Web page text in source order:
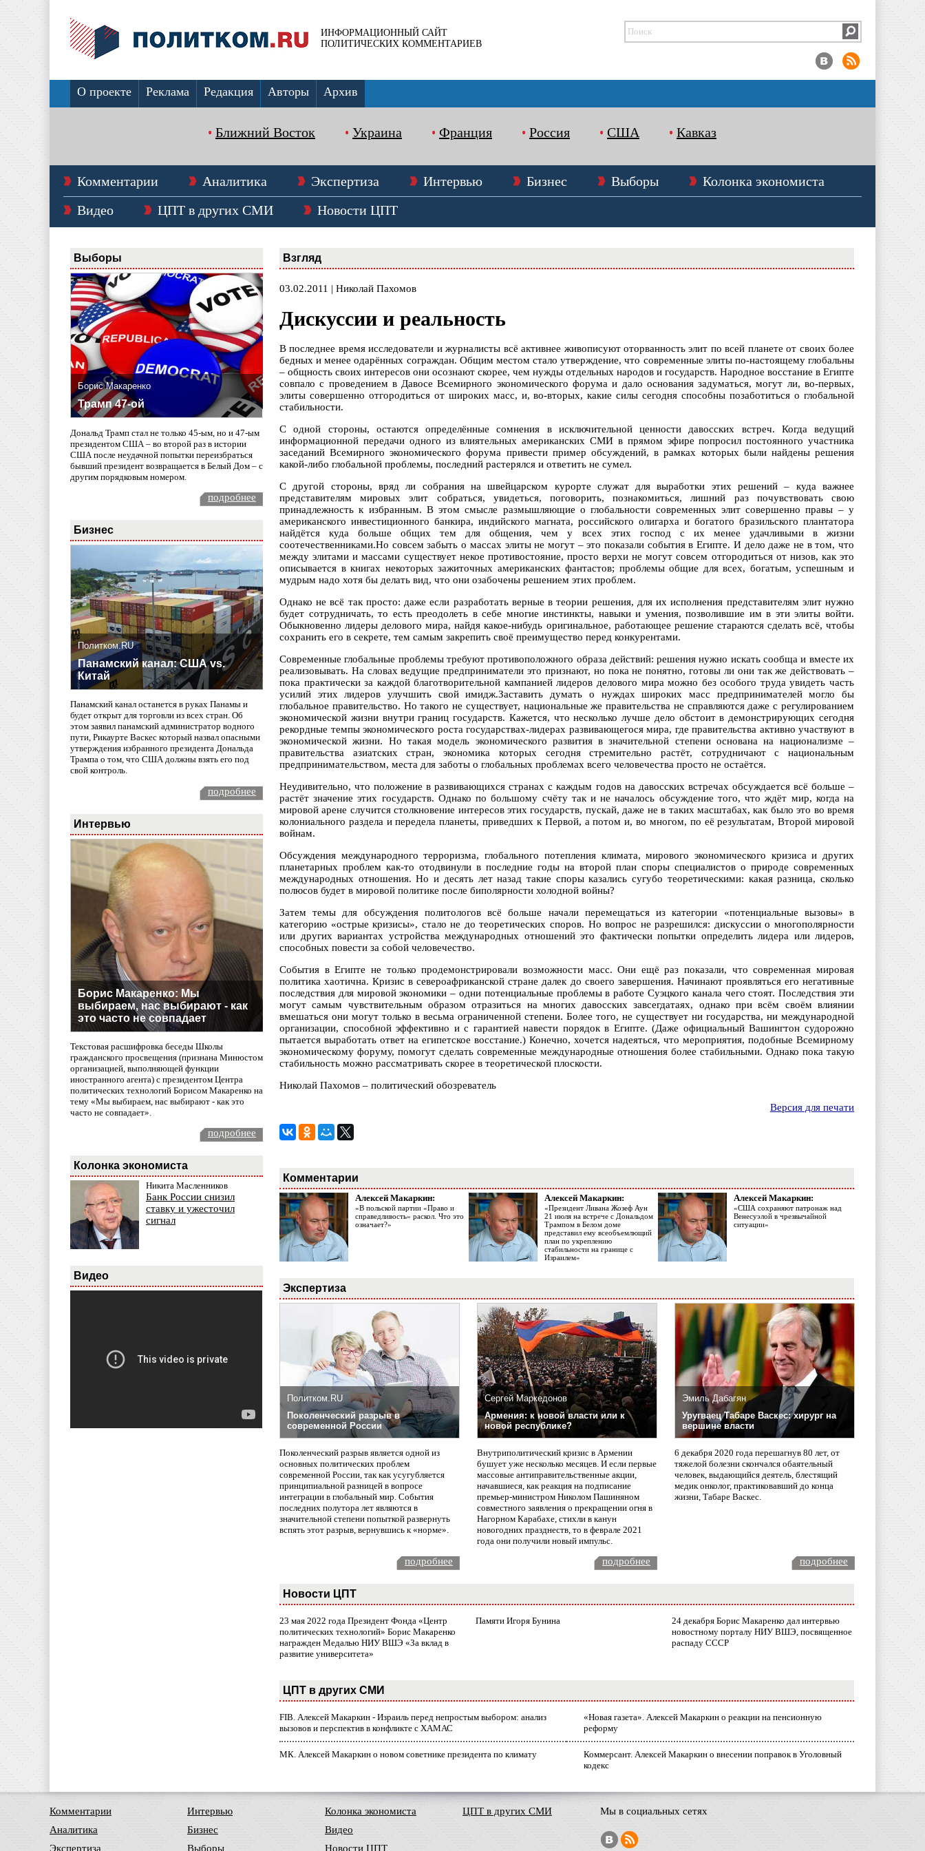
ИНФОРМАЦИОННЫЙ САЙТ
ПОЛИТИЧЕСКИХ КОММЕНТАРИЕВ
О проекте Реклама Редакция Авторы Архив
Ближний Восток Украина Франция Россия США Кавказ
Комментарии Аналитика Экспертиза Интервью Бизнес Выборы
Колонка экономиста
Видео
ЦПТ в других СМИ Новости ЦПТ
Выборы
Борис Макаренко
Трамп 47-ой
Дональд Трамп стал не только 45-ым, но и 47-ым
президентом США – во второй раз в истории
США после неудачной попытки переизбраться
бывший президент возвращается в Белый Дом – с
другим порядковым номером.
подробнее
Бизнес
Политком.RU
Панамский канал: США vs.
Китай
Панамский канал останется в руках Панамы и
будет открыт для торговли из всех стран. Об
этом заявил панамский администратор водного
пути, Рикаурте Васкес который назвал опасными
утверждения избранного президента Дональда
Трампа о том, что США должны взять его под
свой контроль.
подробнее
Интервью
Борис Макаренко: Мы
выбираем, нас выбирают - как
это часто не совпадает
Текстовая расшифровка беседы Школы
гражданского просвещения (признана Минюстом
организацией, выполняющей функции
иностранного агента) с президентом Центра
политических технологий Борисом Макаренко на
тему «Мы выбираем, нас выбирают - как это
часто не совпадает».
подробнее
Колонка экономиста
Никита Масленников
Банк России снизил
ставку и ужесточил
сигнал
Видео
Взгляд
03.02.2011 | Николай Пахомов
Дискуссии и реальность
В последнее время исследователи и журналисты всё активнее живописуют оторванность элит по всей планете от своих более
бедных и менее одарённых сограждан. Общим местом стало утверждение, что современные элиты по-настоящему глобальны
– общность своих интересов они осознают скорее, чем нужды отдельных народов и государств. Народное восстание в Египте
совпало с проведением в Давосе Всемирного экономического форума и дало основания задуматься, могут ли, во-первых,
элиты совершенно отгородиться от широких масс, и, во-вторых, какие силы сегодня способны позаботиться о глобальной
стабильности.
С одной стороны, остаются определённые сомнения в исключительной ценности давосских встреч. Когда ведущий
информационной передачи одного из влиятельных американских СМИ в прямом эфире попросил постоянного участника
заседаний Всемирного экономического форума привести пример обсуждений, в рамках которых были найдены решения
какой-либо глобальной проблемы, последний растерялся и ответить не сумел.
С другой стороны, вряд ли собрания на швейцарском курорте служат для выработки этих решений – куда важнее
представителям мировых элит собраться, увидеться, поговорить, познакомиться, лишний раз почувствовать свою
принадлежность к избранным. В этом смысле размышляющие о глобальности современных элит совершенно правы – у
американского инвестиционного банкира, индийского магната, российского олигарха и богатого бразильского плантатора
найдётся куда больше общих тем для общения, чем у всех этих господ с их менее удачливыми в жизни
соотечественниками.Но совсем забыть о массах элиты не могут – это показали события в Египте. И дело даже не в том, что
между элитами и массами существует некое противостояние, просто верхи не могут совсем отгородиться от низов, как это
описывается в книгах некоторых зажиточных американских фантастов; проблемы общие для всех, богатым, успешным и
мудрым надо хотя бы делать вид, что они озабочены решением этих проблем.
Однако не всё так просто: даже если разработать верные в теории решения, для их исполнения представителям элит нужно
будет сотрудничать, то есть преодолеть в себе многие инстинкты, навыки и умения, позволившие им в эти элиты войти.
Обыкновенно лидеры делового мира, найдя какое-нибудь оригинальное, работающее решение стараются сделать всё, чтобы
сохранить его в секрете, тем самым закрепить своё преимущество перед конкурентами.
Современные глобальные проблемы требуют противоположного образа действий: решения нужно искать сообща и вместе их
реализовывать. На словах ведущие предприниматели это признают, но пока не понятно, готовы ли они так же действовать –
пока практически за каждой благотворительной кампанией лидеров делового мира можно без особого труда увидеть часть
усилий этих лидеров улучшить свой имидж.Заставить думать о нуждах широких масс предпринимателей могло бы
глобальное правительство. Но такого не существует, национальные же правительства не справляются даже с регулированием
экономической жизни внутри границ государств. Кажется, что несколько лучше дело обстоит в демонстрирующих сегодня
рекордные темпы экономического роста государствах-лидерах развивающегося мира, где правительства активно участвуют в
экономической жизни. Но такая модель экономического развития в значительной степени основана на национализме –
правительства азиатских стран, экономика которых сегодня стремительно растёт, сотрудничают с национальным
предпринимательством, места для заботы о глобальных проблемах всего человечества просто не остаётся.
Неудивительно, что положение в развивающихся странах с каждым годов на давосских встречах обсуждается всё больше –
растёт значение этих государств. Однако по большому счёту так и не началось обсуждение того, что ждёт мир, когда на
мировой арене случится столкновение интересов этих государств, пускай, даже не в таких масштабах, как было это во время
колониального раздела и передела планеты, приведших к Первой, а потом и, во многом, по её результатам, Второй мировой
войнам.
Обсуждения международного терроризма, глобального потепления климата, мирового экономического кризиса и других
планетарных проблем как-то отодвинули в последние годы на второй план споры специалистов о природе современных
международных отношения. Но и десять лет назад такие споры казались сугубо теоретическими: какая разница, сколько
полюсов будет в мировой политике после биполярности холодной войны?
Затем темы для обсуждения политологов всё больше начали перемещаться из категории «потенциальные вызовы» в
категорию «острые кризисы», стало не до теоретических споров. Но вопрос не разрешился: дискуссии о многополярности
или других вариантах устройства международных отношений это фактически попытки определить лидера или лидеров,
способных повести за собой человечество.
События в Египте не только продемонстрировали возможности масс. Они ещё раз показали, что современная мировая
политика хаотична. Кризис в североафриканской стране далек до своего завершения. Начинают проявляться его негативные
последствия для мировой экономики – одни потенциальные проблемы в работе Суэцкого канала чего стоят. Последствия эти
могут самым чувствительным образом отразиться на многих давосских завсегдатаях, однако при всём своём влиянии
вмешаться они могут только в весьма ограниченной степени. Более того, не существует ни государства, ни международной
организации, способной эффективно и с гарантией навести порядок в Египте. (Даже официальный Вашингтон судорожно
пытается выработать ответ на египетское восстание.) Конечно, хочется надеяться, что мероприятия, подобные Всемирному
экономическому форуму, помогут сделать современные международные отношения более стабильными. Однако пока такую
стабильность можно рассматривать скорее в теоретической плоскости.
Николай Пахомов – политический обозреватель
Версия для печати
Комментарии
Алексей Макаркин:
«В польской партии «Право и
справедливость» раскол. Что это
означает?»
Алексей Макаркин:
«Президент Ливана Жозеф Аун
21 июля на встрече с Дональдом
Трампом в Белом доме
представил ему всеобъемлющий
план по укреплению
стабильности на границе с
Израилем»
Алексей Макаркин:
«США сохраняют патронаж над
Венесуэлой в чрезвычайной
ситуации»
Экспертиза
Политком.RU
Поколенческий разрыв в
современной России
Поколенческий разрыв является одной из
основных политических проблем
современной России, так как усугубляется
принципиальной разницей в вопросе
интеграции в глобальный мир. События
последних полутора лет являются в
значительной степени попыткой развернуть
вспять этот разрыв, вернувшись к «норме».
Сергей Маркедонов
Армения: к новой власти или к
новой республике?
Внутриполитический кризис в Армении
бушует уже несколько месяцев. И если первые
массовые антиправительственные акции,
начавшиеся, как реакция на подписание
премьер-министром Николом Пашиняном
совместного заявления о прекращении огня в
Нагорном Карабахе, стихли в канун
новогодних празднеств, то в феврале 2021
года они получили новый импульс.
Эмиль Дабагян
Уругваец Табаре Васкес: хирург на
вершине власти
6 декабря 2020 года перешагнув 80 лет, от
тяжелой болезни скончался обаятельный
человек, выдающийся деятель, блестящий
медик онколог, практиковавший до конца
жизни, Табаре Васкес.
подробнее подробнее подробнее
Новости ЦПТ
23 мая 2022 года Президент Фонда «Центр
политических технологий» Борис Макаренко
награжден Медалью НИУ ВШЭ «За вклад в
развитие университета»
Памяти Игоря Бунина
24 декабря Борис Макаренко дал интервью
новостному порталу НИУ ВШЭ, посвященное
распаду СССР
ЦПТ в других СМИ
FIB. Алексей Макаркин - Израиль перед непростым выбором: анализ
вызовов и перспектив в конфликте с ХАМАС
«Новая газета». Алексей Макаркин о реакции на пенсионную
реформу
МК. Алексей Макаркин о новом советнике президента по климату
Коммерсант. Алексей Макаркин о внесении поправок в Уголовный
кодекс
Комментарии
Аналитика
Экспертиза
Интервью
Бизнес
Выборы
Колонка экономиста
Видео
Новости ЦПТ
ЦПТ в других СМИ Мы в социальных сетях